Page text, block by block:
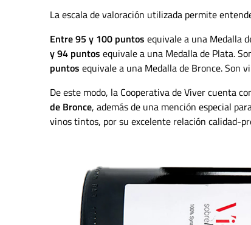
La escala de valoración utilizada permite
Entre 95 y 100 puntos equivale a una Medalla
y 94 puntos equivale a una Medalla de Plata.
puntos equivale a una Medalla de Bronce. Son
De este modo, la Cooperativa de Viver cuenta
de Bronce, además de una mención especial
vinos tintos, por su excelente relación calidad-